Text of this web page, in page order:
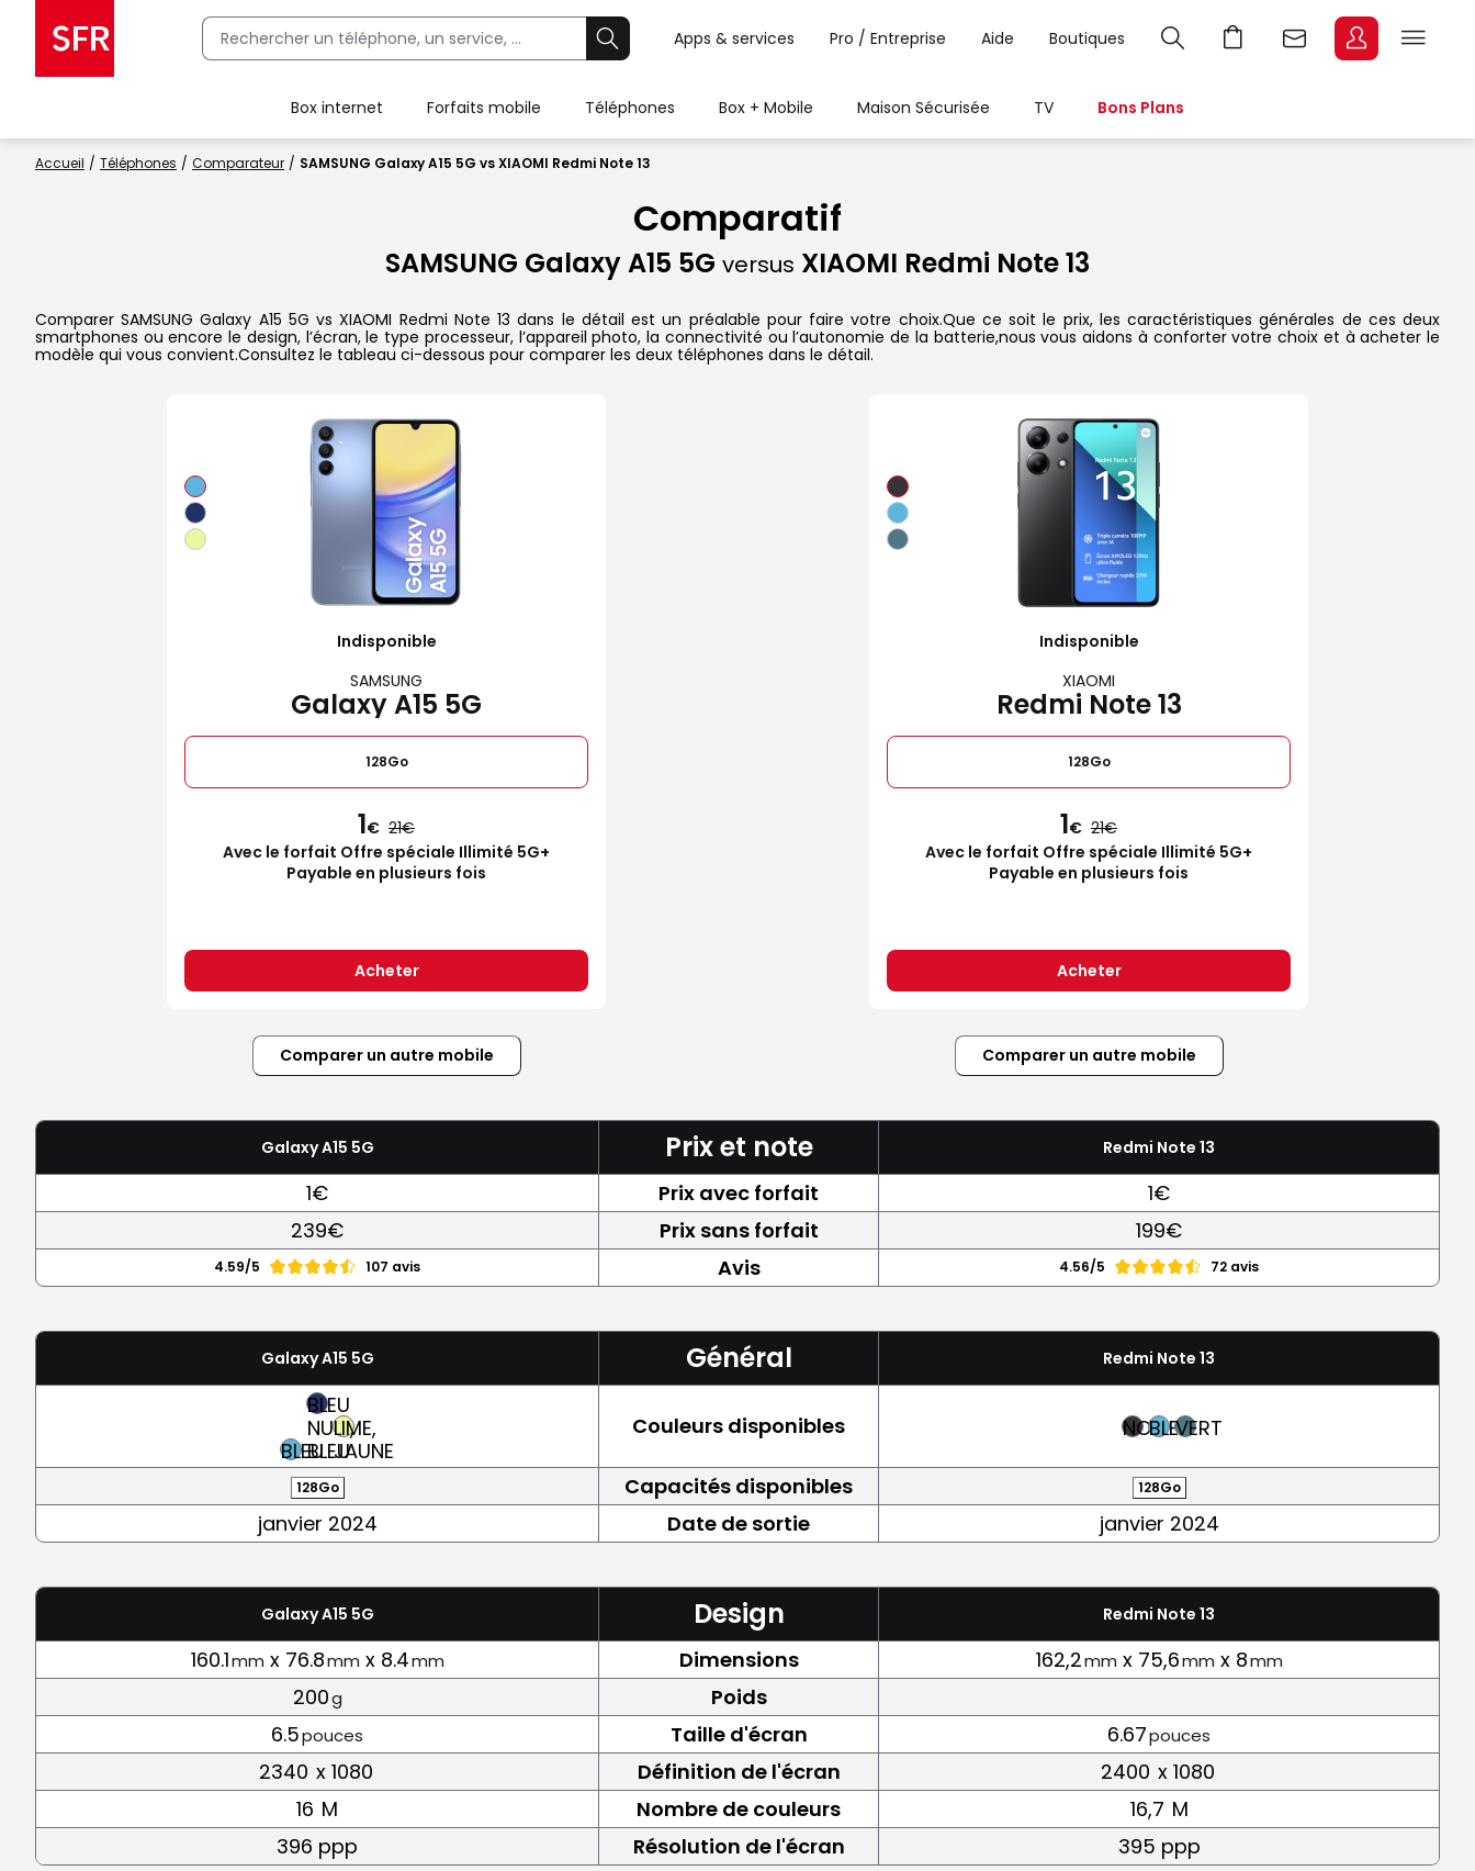
Apps & services Pro / Entreprise Aide Boutiques
Box internet Forfaits mobile Téléphones Box + Mobile Maison Sécurisée TV Bons Plans
Accueil Téléphones Comparateur SAMSUNG Galaxy A15 5G vs XIAOMI Redmi Note 13
Comparatif
SAMSUNG Galaxy A15 5G versus XIAOMI Redmi Note 13
Comparer SAMSUNG Galaxy A15 5G vs XIAOMI Redmi Note 13 dans le détail est un préalable pour faire votre choix.Que ce soit le prix, les caractéristiques générales de ces deux
smartphones ou encore le design, l’écran, le type processeur, l’appareil photo, la connectivité ou l’autonomie de la batterie,nous vous aidons à conforter votre choix et à acheter le
modèle qui vous convient.Consultez le tableau ci-dessous pour comparer les deux téléphones dans le détail.
Indisponible
SAMSUNG
Galaxy A15 5G
128Go
1€ 21
Avec le forfait Offre spéciale Illimité 5G+
Payable en plusieurs fois
Acheter
Indisponible
XIAOMI
Redmi Note 13
128Go
1€ 21
Avec le forfait Offre spéciale Illimité 5G+
Payable en plusieurs fois
Acheter
Comparer un autre mobile Comparer un autre mobile
Galaxy A15 5G Prix et note Redmi Note 13
1€ Prix avec forfait
1€
239€
Prix sans forfait 199€
4.59/5 107 avis Avis 4.56/5 72 avis
Galaxy A15 5G Général Redmi Note 13
BLEU
BLEU
NUIT,
BLEU
LIME,
JAUNE
Couleurs disponibles NOIRBLEUVERT
128Go Capacités disponibles 128Go
janvier 2024 Date de sortie janvier 2024
Galaxy A15 5G Design Redmi Note 13
160.1mm x 76.8mm x 8.4mm Dimensions 162,2mm x 75,6mm x 8mm
200g
Poids
6.5pouces Taille d'écran 6.67pouces
2340 x 1080 Définition de l'écran 2400 x 1080
16 M Nombre de couleurs 16,7 M
396 ppp
Résolution de l'écran 395 ppp